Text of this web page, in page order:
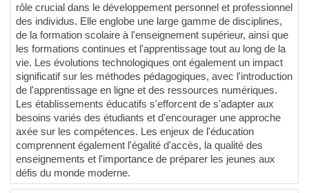
rôle crucial dans le développement personnel et professionnel
des individus. Elle englobe une large gamme de disciplines,
de la formation scolaire à l'enseignement supérieur, ainsi que
les formations continues et l'apprentissage tout au long de la
vie. Les évolutions technologiques ont également un impact
significatif sur les méthodes pédagogiques, avec l'introduction
de l'apprentissage en ligne et des ressources numériques.
Les établissements éducatifs s'efforcent de s'adapter aux
besoins variés des étudiants et d'encourager une approche
axée sur les compétences. Les enjeux de l'éducation
comprennent également l'égalité d'accès, la qualité des
enseignements et l'importance de préparer les jeunes aux
défis du monde moderne.